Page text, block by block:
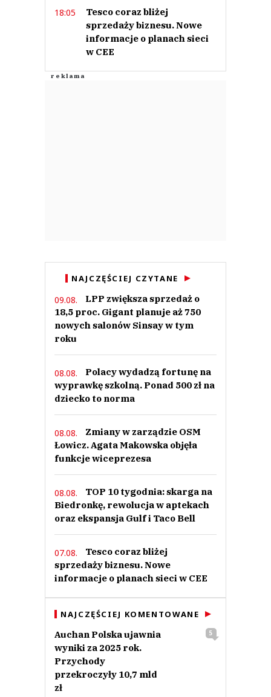
18:05
Tesco coraz bliżej
sprzedaży biznesu. Nowe
informacje o planach sieci
w CEE
NAJCZĘŚCIEJ CZYTANE
09.08.
LPP zwiększa sprzedaż o
18,5 proc. Gigant planuje aż 750
nowych salonów Sinsay w tym
roku
08.08.
Polacy wydadzą fortunę na
wyprawkę szkolną. Ponad 500 zł na
dziecko to norma
08.08.
Zmiany w zarządzie OSM
Łowicz. Agata Makowska objęła
funkcje wiceprezesa
08.08.
TOP 10 tygodnia: skarga na
Biedronkę, rewolucja w aptekach
oraz ekspansja Gulf i Taco Bell
07.08.
Tesco coraz bliżej
sprzedaży biznesu. Nowe
informacje o planach sieci w CEE
NAJCZĘŚCIEJ KOMENTOWANE
Auchan Polska ujawnia
wyniki za 2025 rok.
Przychody
przekroczyły 10,7 mld
zł
5